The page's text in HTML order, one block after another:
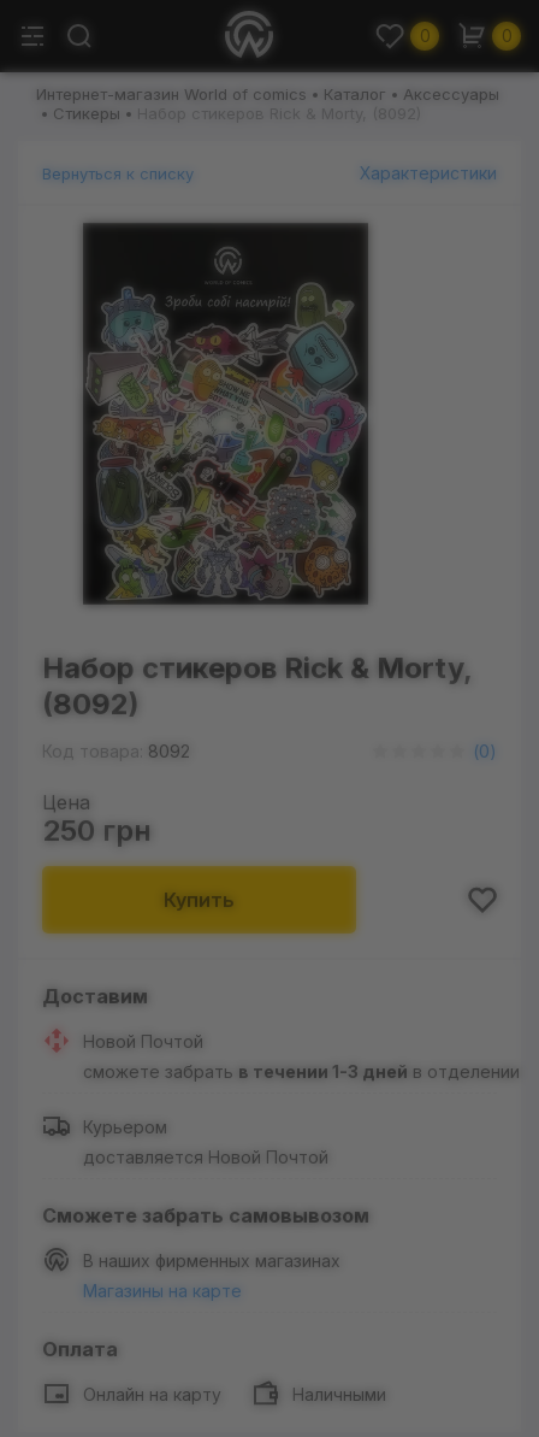
0 0
Интернет-магазин World of comics Каталог
Аксессуары
Стикеры
Набор стикеров Rick & Morty, (8092)
Вернуться к списку Характеристики
Набор стикеров Rick & Morty,
(8092)
Код товара: 8092 (0)
Цена
250 грн
Купить
Доставим
Новой Почтой
сможете забрать в течении 1-3 дней в отделении
Курьером
доставляется Новой Почтой
Сможете забрать самовывозом
В наших фирменных магазинах
Магазины на карте
Оплата
Онлайн на карту Наличными